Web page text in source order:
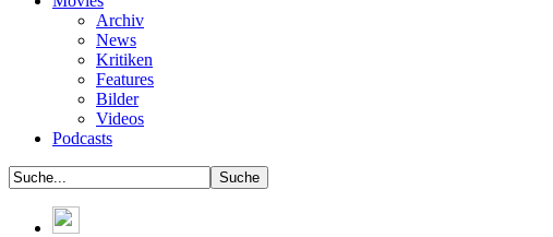
Archiv
News
Kritiken
Features
Bilder
Videos
Podcasts